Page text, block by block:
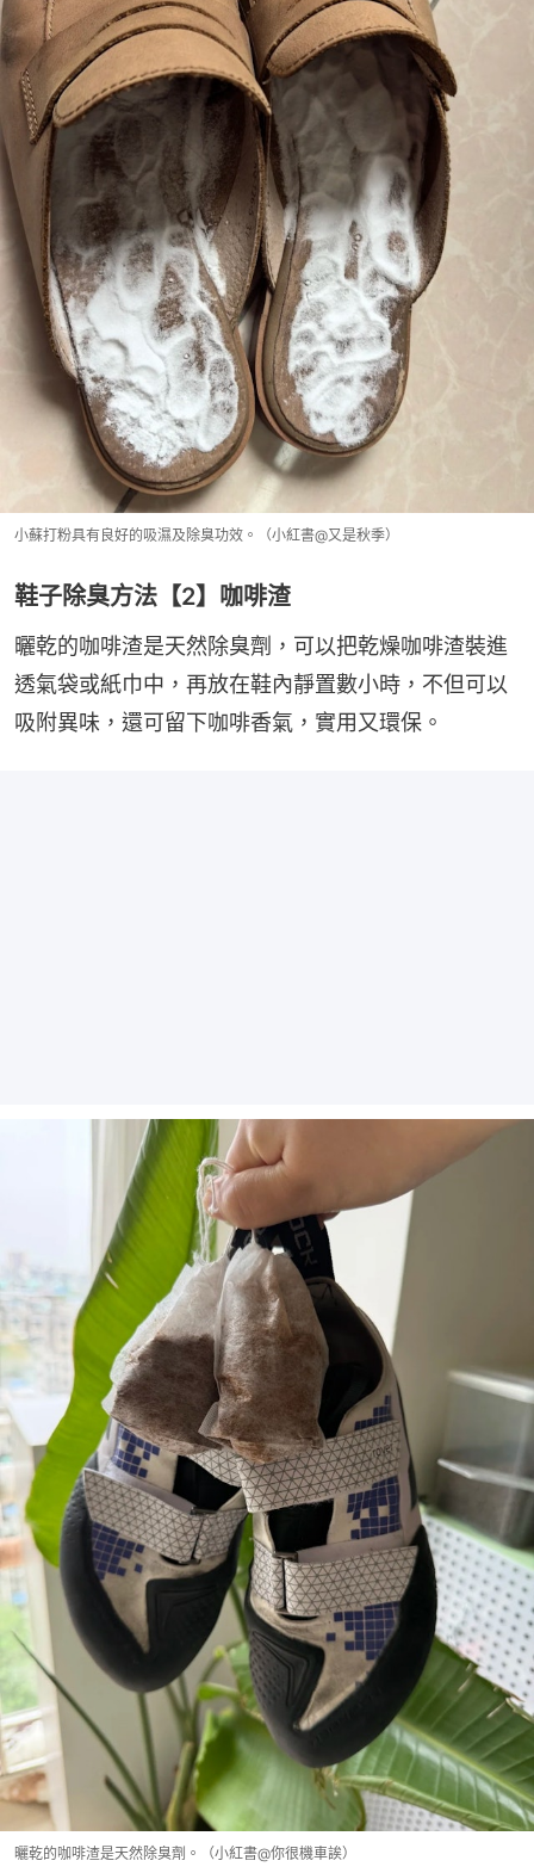
小蘇打粉具有良好的吸濕及除臭功效。（小紅書@又是秋季）
鞋子除臭方法【2】咖啡渣
曬乾的咖啡渣是天然除臭劑，可以把乾燥咖啡渣裝進
透氣袋或紙巾中，再放在鞋內靜置數小時，不但可以
吸附異味，還可留下咖啡香氣，實用又環保。
曬乾的咖啡渣是天然除臭劑。（小紅書@你很機車誒）